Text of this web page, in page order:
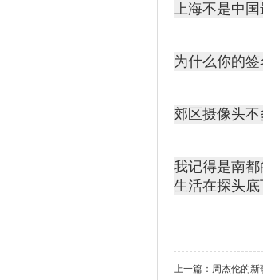
上海不是中国
为什么你的
郊区摄像头
我记得是南
生活在探头
上一篇： 周杰伦的新